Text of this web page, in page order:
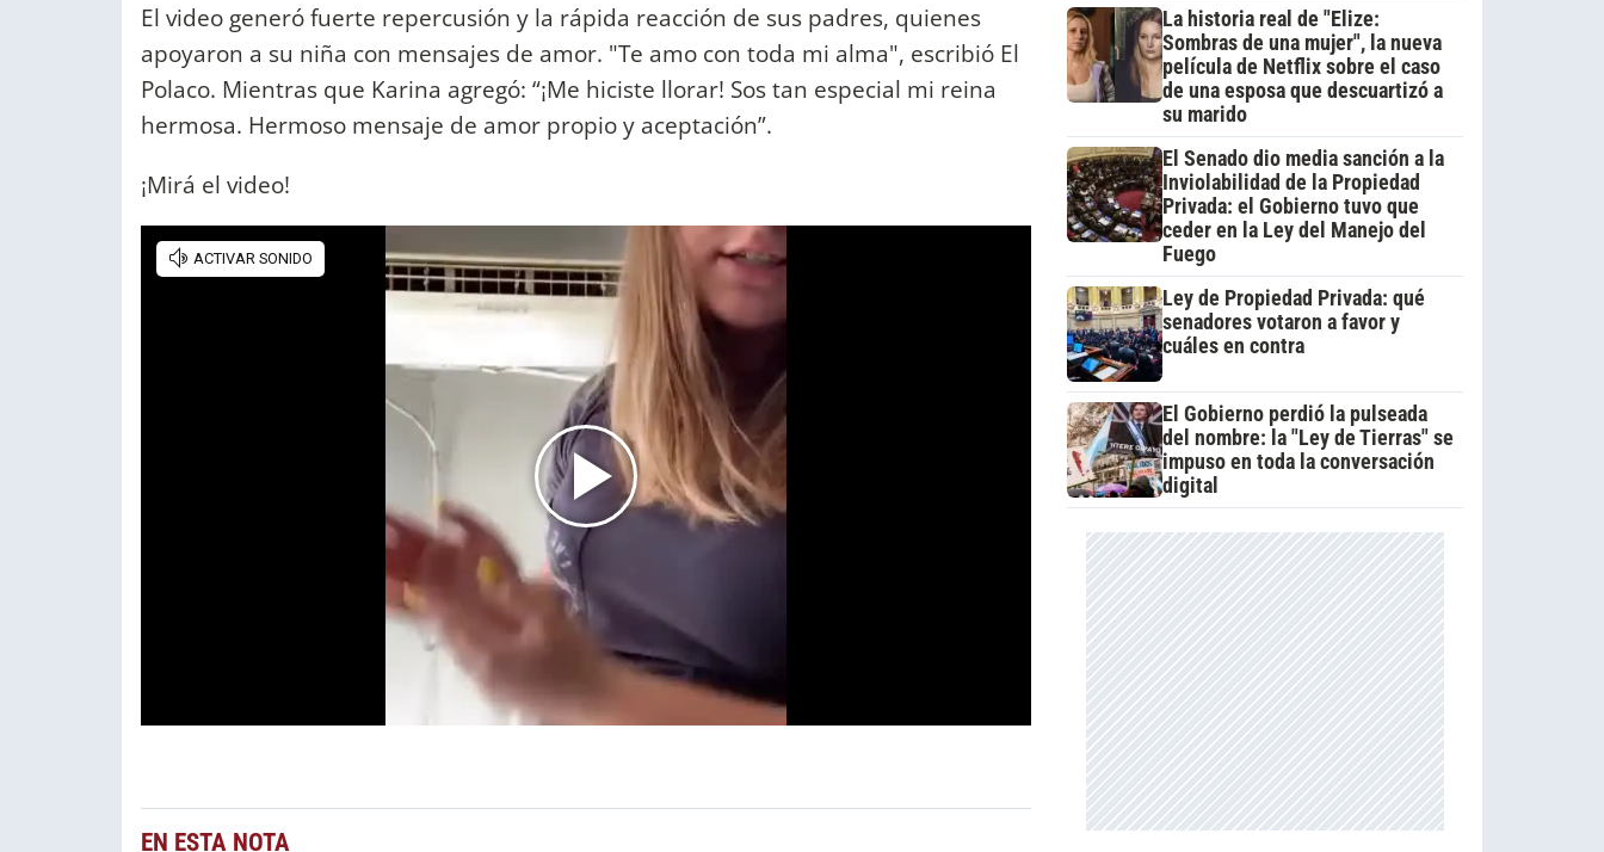
El video generó fuerte repercusión y la rápida reacción de sus padres, quienes
apoyaron a su niña con mensajes de amor. "Te amo con toda mi alma", escribió El
Polaco. Mientras que Karina agregó: “¡Me hiciste llorar! Sos tan especial mi reina
hermosa. Hermoso mensaje de amor propio y aceptación”.
¡Mirá el video!
EN ESTA NOTA
La historia real de "Elize:
Sombras de una mujer", la nueva
película de Netflix sobre el caso
de una esposa que descuartizó a
su marido
El Senado dio media sanción a la
Inviolabilidad de la Propiedad
Privada: el Gobierno tuvo que
ceder en la Ley del Manejo del
Fuego
Ley de Propiedad Privada: qué
senadores votaron a favor y
cuáles en contra
El Gobierno perdió la pulseada
del nombre: la "Ley de Tierras" se
impuso en toda la conversación
digital